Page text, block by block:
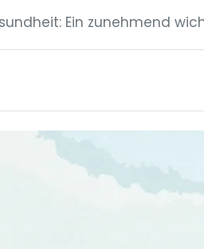
Ein zunehmend